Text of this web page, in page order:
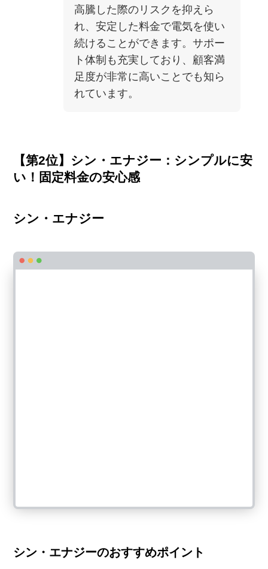
高騰した際のリスクを抑えら
れ、安定した料金で電気を使い
続けることができます。サポー
ト体制も充実しており、顧客満
足度が非常に高いことでも知ら
れています。
【第2位】シン・エナジー：シンプルに安
い！固定料金の安心感
シン・エナジー
シン・エナジーのおすすめポイント